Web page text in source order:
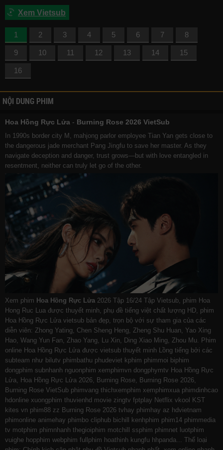
Xem Vietsub
1 2 3 4 5 6 7 8
9 10 11 12 13 14 15
16
NỘI DUNG PHIM
Hoa Hồng Rực Lửa - Burning Rose 2026 VietSub
In 1990s border city M, mahjong parlor employee Tian Yan gets close to
the dangerous jade merchant Pang Jingfu to save her master. As they
navigate deception and danger, trust grows—but with love entangled in
resentment, neither can truly let go of the other.
Xem phim Hoa Hồng Rực Lửa 2026 Tập 16/24 Tập Vietsub, phim Hoa
Hong Ruc Lua được thuyết minh, phụ đề tiếng việt chất lượng HD, phim
Hoa Hồng Rực Lửa vietsub bản đẹp, trọn bộ với sự tham gia của các
diễn viên: Zhong Yating, Chen Sheng Heng, Zheng Shu Huan, Yao Xing
Hao, Wang Yun Fan, Zhao Yang, Lu Xin, Ding Xiao Ming, Zhou Mu. Phim
online Hoa Hồng Rực Lửa được vietsub thuyết minh Lồng tiếng bởi các
subteam như bilutv phimbathu phudeviet kphim phimmoi biphim
dongphim subnhanh nguonphim xemphimvn dongphymtv Hoa Hồng Rực
Lửa, Hoa Hồng Rực Lửa 2026, Burning Rose, Burning Rose 2026,
Burning Rose VietSub phimvang thichxemphim xemphimxua phimdinhcao
hdonline xuongphim thuvienhd movie zingtv fptplay Netflix vkool KST
kites vn phim88 zz Burning Rose 2026 tvhay phimhay az hdvietnam
phimonline animehay phimbo cliphub bichill kenhphim phim14 phimmedia
tv motphim phimnhanh thegioiphim motchill ssphim phimnet luotphim
vuighe hopphim webphim fullphim hoathinh kungfu hhpanda... Thể loại